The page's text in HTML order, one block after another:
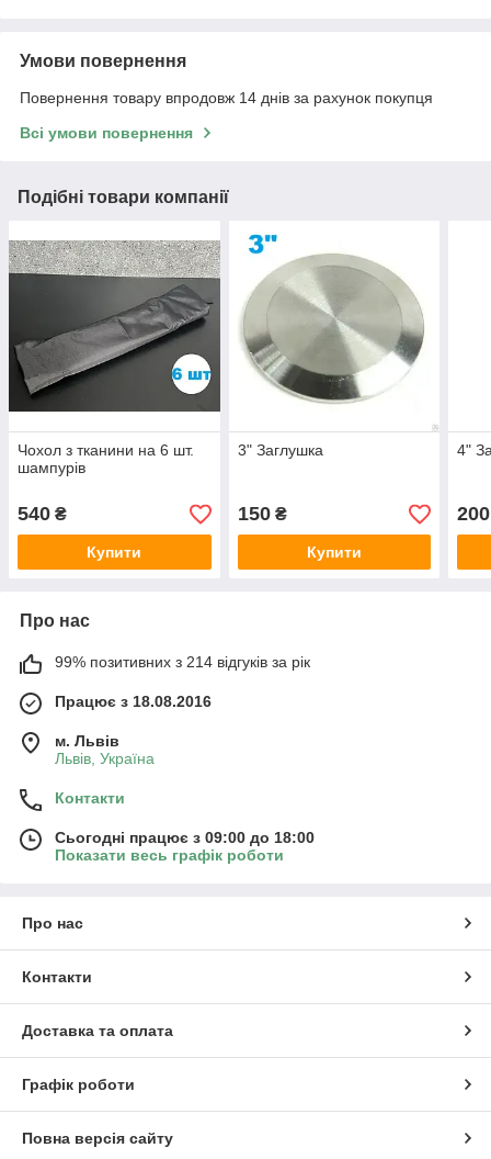
Умови повернення
Повернення товару впродовж 14 днів за рахунок покупця
Всі умови повернення
Подібні товари компанії
Чохол з тканини на 6 шт.
шампурів
540 ₴
Купити
3" Заглушка
150₴
Купити
4"
200
Про нас
99% позитивних з 214 відгуків за рік
Працює з 18.08.2016
м. Львів
Львів, Україна
Контакти
Сьогодні працює з 09:00 до 18:00
Показати весь графік роботи
Про нас
Контакти
Доставка та оплата
Графік роботи
Повна версія сайту